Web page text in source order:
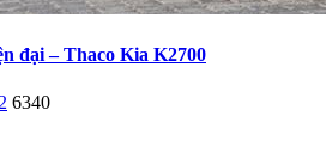
đại – Thaco Kia K2700
6340